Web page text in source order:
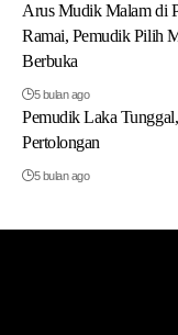
Arus Mudik Malam di
Ramai, Pemudik Pilih
Berbuka
5 bulan ago
Pemudik Laka
Pertolongan
5 bulan ago